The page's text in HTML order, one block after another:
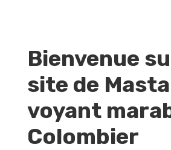
Bienvenue
site de Masta
voyant
Colombier